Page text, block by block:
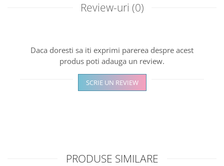
Review-uri (0)
Daca doresti sa iti exprimi parerea despre acest
produs poti adauga un review.
SCRIE UN REVIEW
PRODUSE SIMILARE